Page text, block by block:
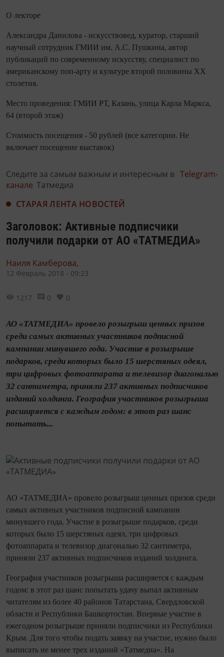
О лекторе
Александра Данилова - искусствовед, куратор, старший
научный сотрудник ГМИИ им. А.С. Пушкина, автор
публикаций по современному искусству, специалист по
американскому поп-арту и культуре второй половины ХХ
столетия.
Место проведения: ГМИИ РТ, Казань, улица Карла Маркса,
64 (второй этаж)
Стоимость посещения - 50 рублей (все категории. Не
включает посещение выставок)
Следите за самым важным и интересным в Telegram-
канале Татмедиа
СТАРАЯ ЛЕНТА НОВОСТЕЙ
Заголовок: Активные подписчики
получили подарки от АО «ТАТМЕДИА»
Наиля Камберова,
12 Февраль 2018 - 09:23
1217 0 0
АО «ТАТМЕДИА» провело розыгрыш ценных призов
среди самых активных участников подписной
кампании минувшего года. Участие в розыгрыше
подарков, среди которых было 15 шерстяных одеял,
три цифровых фотоаппарата и телевизор диагональю
32 сантиметра, приняли 237 активных подписчиков
изданий холдинга. География участников розыгрыша
расширяется с каждым годом: в этот раз шанс
попытать...
АО «ТАТМЕДИА» провело розыгрыш ценных призов среди
самых активных участников подписной кампании
минувшего года. Участие в розыгрыше подарков, среди
которых было 15 шерстяных одеял, три цифровых
фотоаппарата и телевизор диагональю 32 сантиметра,
приняли 237 активных подписчиков изданий холдинга.
География участников розыгрыша расширяется с каждым
годом: в этот раз шанс попытать удачу выпал активным
читателям из более 40 районов Татарстана, Свердловской
области и Республики Башкортостан. Впервые участие в
ежегодном розыгрыше приняли подписчики из Республики
Крым. Для того чтобы подать заявку на участие, нужно было
выписать не менее трех изданий «Татмедиа». На